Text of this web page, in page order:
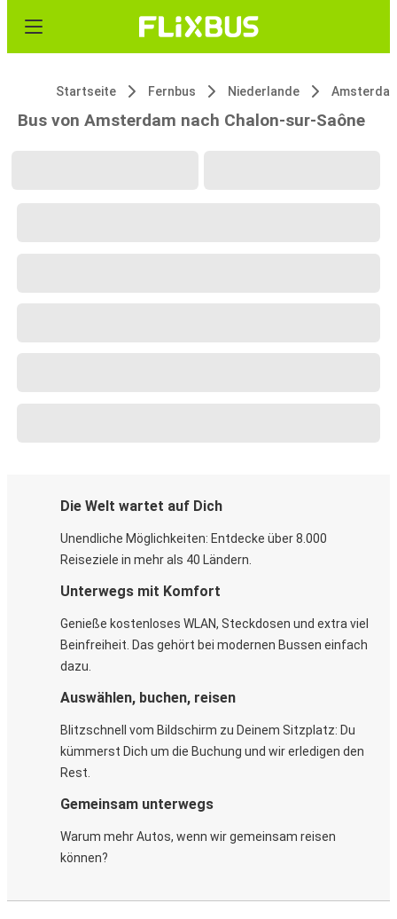
Startseite Fernbus Niederlande
Bus von Amsterdam nach Chalon-sur-Saône
Die Welt wartet auf Dich
Unendliche Möglichkeiten: Entdecke über 8.000
Reiseziele in mehr als 40 Ländern.
Unterwegs mit Komfort
Genieße kostenloses WLAN, Steckdosen und extra viel
Beinfreiheit. Das gehört bei modernen Bussen einfach
dazu.
Auswählen, buchen, reisen
Blitzschnell vom Bildschirm zu Deinem Sitzplatz: Du
kümmerst Dich um die Buchung und wir erledigen den
Rest.
Gemeinsam unterwegs
Warum mehr Autos, wenn wir gemeinsam reisen
können?